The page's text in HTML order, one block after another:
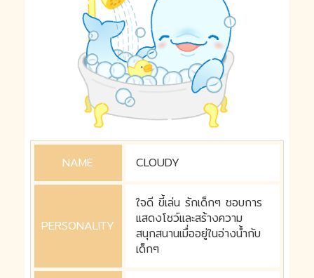
NAME CLOUDY
PERSONALITY
ใจดี ขี้เล่น รักเด็กๆ ชอบการ
แสดงโชว์และสร้างความ
สนุกสนานเมื่ออยู่ในอ่างน้ำกับ
เด็กๆ